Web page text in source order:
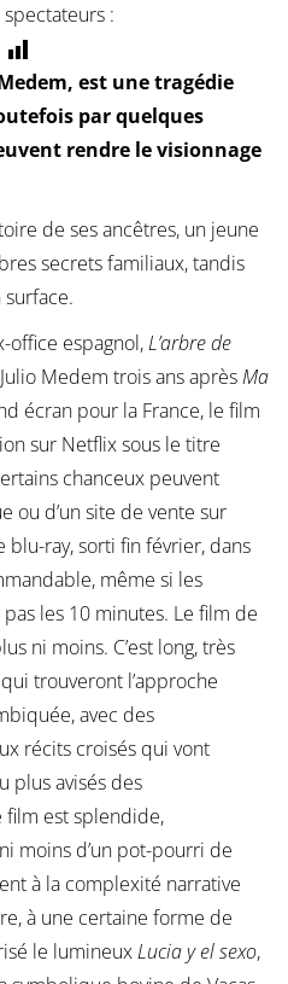
:
est une tragédie
par quelques
rendre le visionnage
de ses ancêtres, un jeune
secrets familiaux, tandis
office espagnol,L’arbre de
Medem trois ans aprèsMa
écran pour la France, le film
sur Netflix sous le titre
chanceux peuvent
ou d’un site de vente sur
ray, sorti fin février, dans
même si les
les 10 minutes. Le film de
ni moins. C’est long, très
trouveront l’approche
avec des
récits croisés qui vont
plus avisés des
film est splendide,
moins d’un pot-pourri de
à la complexité narrative
à une certaine forme de
le lumineuxLucia y el sexo,